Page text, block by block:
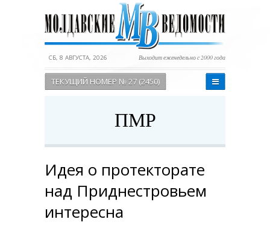
СБ, 8 АВГУСТА, 2026 Выходит еженедельно с 2000 года
ТЕКУЩИЙ НОМЕР № 27 (2450)
ПМР
Идея о протекторате
над Приднестровьем
интересна